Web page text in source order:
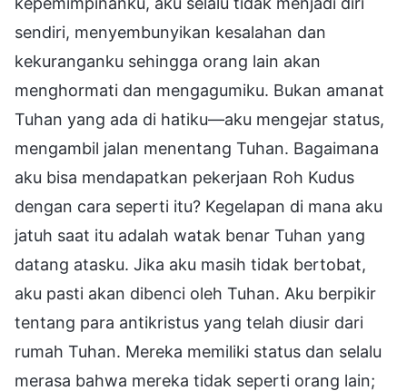
sendiri, menyembunyikan kesalahan dan
kekuranganku sehingga orang lain akan
menghormati dan mengagumiku. Bukan amanat
Tuhan yang ada di hatiku—aku mengejar status,
mengambil jalan menentang Tuhan. Bagaimana
aku bisa mendapatkan pekerjaan Roh Kudus
dengan cara seperti itu? Kegelapan di mana aku
jatuh saat itu adalah watak benar Tuhan yang
datang atasku. Jika aku masih tidak bertobat,
aku pasti akan dibenci oleh Tuhan. Aku berpikir
tentang para antikristus yang telah diusir dari
rumah Tuhan. Mereka memiliki status dan selalu
merasa bahwa mereka tidak seperti orang lain;